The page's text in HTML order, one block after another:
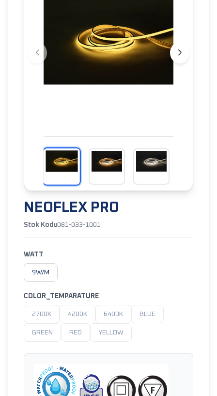
NEOFLEX PRO
Stok Kodu081-033-1001
WATT
9W/M
COLOR_TEMPARATURE
2700K 4200K 6400K BLUE
GREEN RED YELLOW